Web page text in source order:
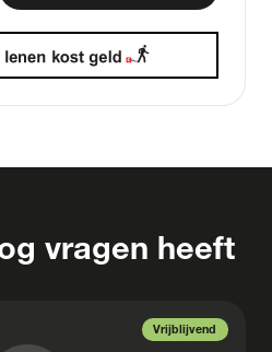
vragen heeft
Vrijblijvend